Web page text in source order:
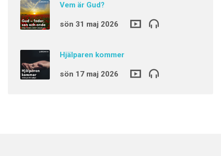
Vem är Gud?
sön 31 maj 2026
Hjälparen kommer
sön 17 maj 2026